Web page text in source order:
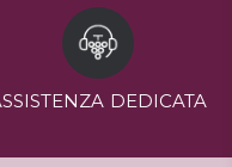
DEDICATA